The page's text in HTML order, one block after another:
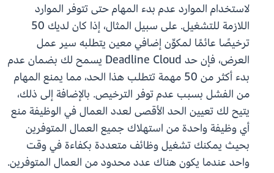
لاستخدام الموارد عدم بدء المهام حتى تتوفر الموارد
اللازمة للتشغيل. على سبيل المثال، إذا كان لديك 50
ترخيصًا عائمًا لمكوِّن إضافي معين يتطلبه سير عمل
العرض، فإن حد Deadline Cloud يسمح لك بضمان عدم
بدء أكثر من 50 مهمة تتطلب هذا الحد، مما يمنع المهام
من الفشل بسبب عدم توفر الترخيص. بالإضافة إلى ذلك،
يتيح لك تعيين الحد الأقصى لعدد العمال في الوظيفة منع
أي وظيفة واحدة من استهلاك جميع العمال المتوفرين
بحيث يمكنك تشغيل وظائف متعددة بكفاءة في وقت
واحد عندما يكون هناك عدد محدود من العمال المتوفرين.